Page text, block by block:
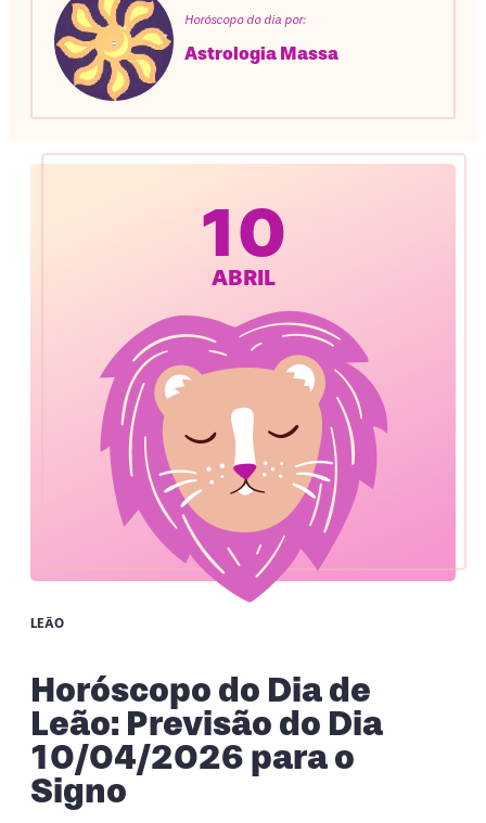
Horóscopo do dia por:
Astrologia Massa
10
ABRIL
LEÃO
Horóscopo do Dia de
Leão: Previsão do Dia
10/04/2026 para o
Signo